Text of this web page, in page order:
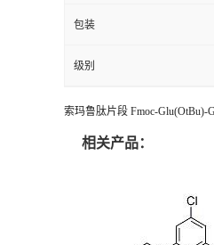
包装
级别
索玛鲁肽片段 Fmoc-
相关产品：